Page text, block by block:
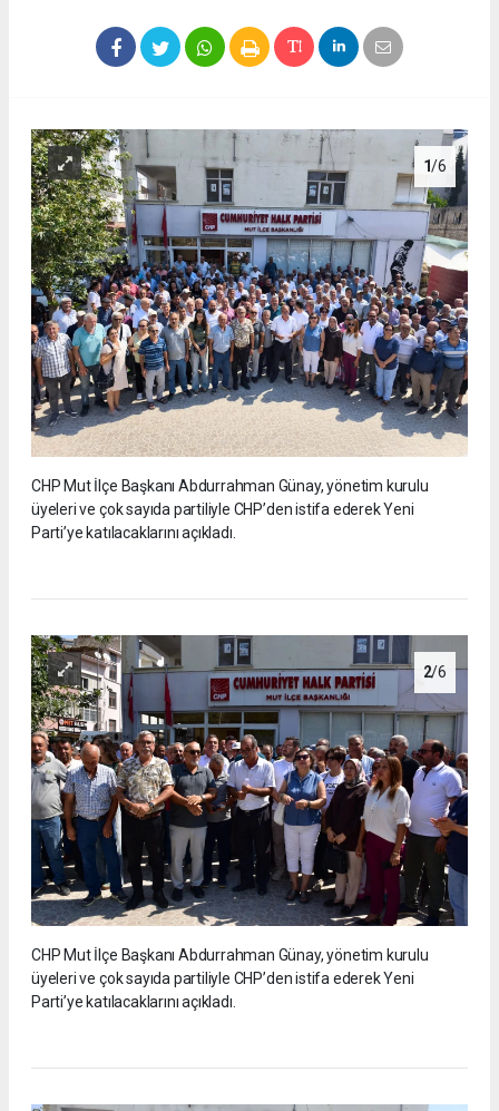
1/6
CHP Mut İlçe Başkanı Abdurrahman Günay, yönetim kurulu
üyeleri ve çok sayıda partiliyle CHP’den istifa ederek Yeni
Parti’ye katılacaklarını açıkladı.
2/6
CHP Mut İlçe Başkanı Abdurrahman Günay, yönetim kurulu
üyeleri ve çok sayıda partiliyle CHP’den istifa ederek Yeni
Parti’ye katılacaklarını açıkladı.